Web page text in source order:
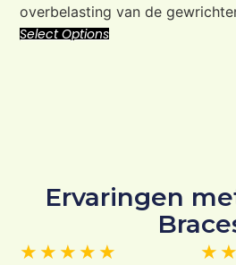
overbelasting van de
Select Options
Ervaringen
★ ★ ★ ★ ★ ★ ★